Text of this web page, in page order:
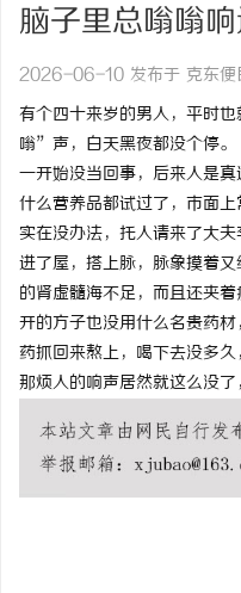
脑子里总嗡嗡
透
2026-06-10 发布于 克东便
有个四十来岁的男人，平时
嗡”声，白天黑夜都没个停。
一开始没当回事，后来人是
什么营养品都试过了，市面
实在没办法，托人请来了大夫
进了屋，搭上脉，脉象摸着
的肾虚髓海不足，而且还夹着
开的方子也没用什么名贵药
药抓回来熬上，喝下去没多
那烦人的响声居然就这么没了